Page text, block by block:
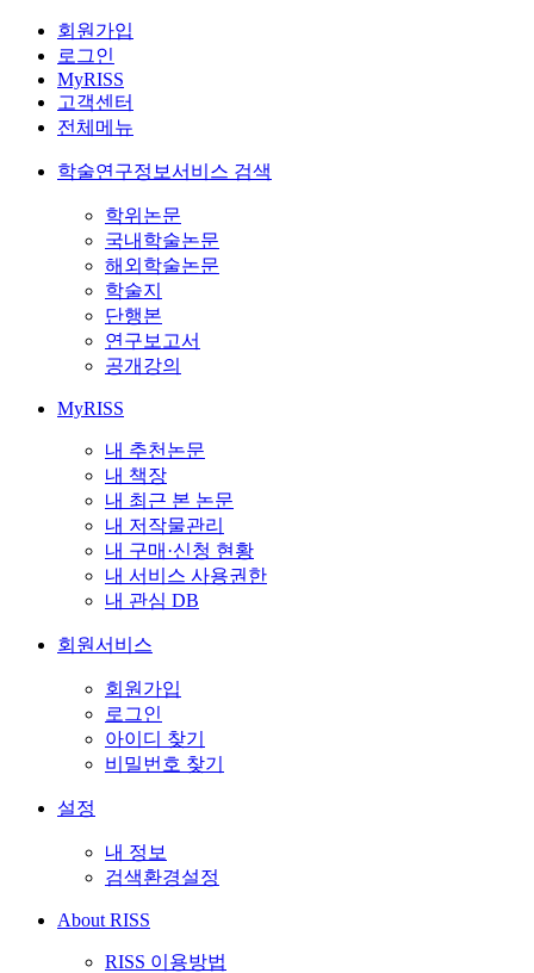
회원가입
로그인
MyRISS
고객센터
전체메뉴
학술연구정보서비스 검색
학위논문
국내학술논문
해외학술논문
학술지
단행본
연구보고서
공개강의
MyRISS
내 추천논문
내 책장
내 최근 본 논문
내 저작물관리
내 구매·신청 현황
내 서비스 사용권한
내 관심 DB
회원서비스
회원가입
로그인
아이디 찾기
비밀번호 찾기
설정
내 정보
검색환경설정
About RISS
RISS 이용방법